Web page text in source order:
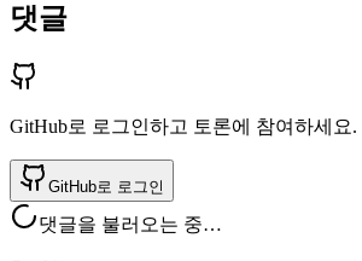
댓글
GitHub로 로그인하고 토론에 참여하세요.
GitHub로 로그인
댓글을 불러오는 중…